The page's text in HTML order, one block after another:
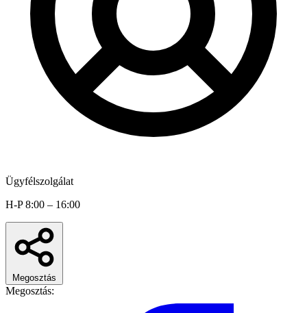
Ügyfélszolgálat
H-P 8:00 – 16:00
Megosztás
Megosztás: